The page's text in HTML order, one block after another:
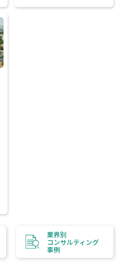
業界別
コンサルティング
事例